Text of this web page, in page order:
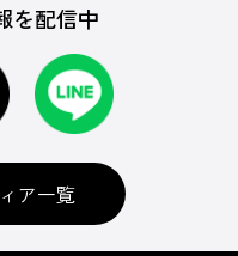
を配信中
ア一覧